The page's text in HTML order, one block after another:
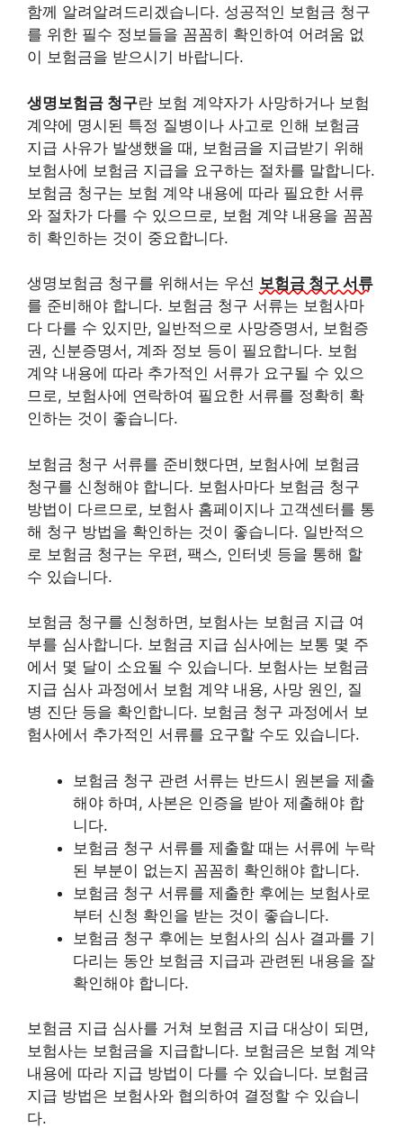
함께 알려알려드리겠습니다. 성공적인 보험금 청구
를 위한 필수 정보들을 꼼꼼히 확인하여 어려움 없
이 보험금을 받으시기 바랍니다.
생명보험금 청구란 보험 계약자가 사망하거나 보험
계약에 명시된 특정 질병이나 사고로 인해 보험금
지급 사유가 발생했을 때, 보험금을 지급받기 위해
보험사에 보험금 지급을 요구하는 절차를 말합니다.
보험금 청구는 보험 계약 내용에 따라 필요한 서류
와 절차가 다를 수 있으므로, 보험 계약 내용을 꼼꼼
히 확인하는 것이 중요합니다.
생명보험금 청구를 위해서는 우선 보험금 청구 서류
를 준비해야 합니다. 보험금 청구 서류는 보험사마
다 다를 수 있지만, 일반적으로 사망증명서, 보험증
권, 신분증명서, 계좌 정보 등이 필요합니다. 보험
계약 내용에 따라 추가적인 서류가 요구될 수 있으
므로, 보험사에 연락하여 필요한 서류를 정확히 확
인하는 것이 좋습니다.
보험금 청구 서류를 준비했다면, 보험사에 보험금
청구를 신청해야 합니다. 보험사마다 보험금 청구
방법이 다르므로, 보험사 홈페이지나 고객센터를 통
해 청구 방법을 확인하는 것이 좋습니다. 일반적으
로 보험금 청구는 우편, 팩스, 인터넷 등을 통해 할
수 있습니다.
보험금 청구를 신청하면, 보험사는 보험금 지급 여
부를 심사합니다. 보험금 지급 심사에는 보통 몇 주
에서 몇 달이 소요될 수 있습니다. 보험사는 보험금
지급 심사 과정에서 보험 계약 내용, 사망 원인, 질
병 진단 등을 확인합니다. 보험금 청구 과정에서 보
험사에서 추가적인 서류를 요구할 수도 있습니다.
보험금 청구 관련 서류는 반드시 원본을 제출
해야 하며, 사본은 인증을 받아 제출해야 합
니다.
보험금 청구 서류를 제출할 때는 서류에 누락
된 부분이 없는지 꼼꼼히 확인해야 합니다.
보험금 청구 서류를 제출한 후에는 보험사로
부터 신청 확인을 받는 것이 좋습니다.
보험금 청구 후에는 보험사의 심사 결과를 기
다리는 동안 보험금 지급과 관련된 내용을 잘
확인해야 합니다.
보험금 지급 심사를 거쳐 보험금 지급 대상이 되면,
보험사는 보험금을 지급합니다. 보험금은 보험 계약
내용에 따라 지급 방법이 다를 수 있습니다. 보험금
지급 방법은 보험사와 협의하여 결정할 수 있습니
다.